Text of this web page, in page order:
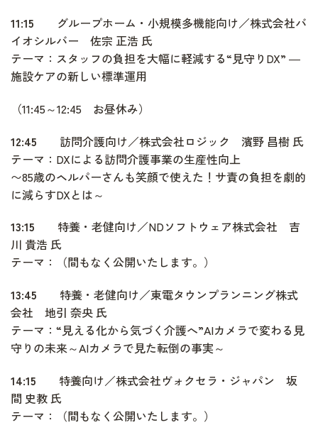
11:15 グループホーム・小規模多機能向け／株式会社バ
イオシルバー 佐宗 正浩 氏
テーマ：スタッフの負担を大幅に軽減する“見守りDX” ―
施設ケアの新しい標準運用
（11:45～12:45 お昼休み）
12:45 訪問介護向け／株式会社ロジック 濱野 昌樹 氏
テーマ：DXによる訪問介護事業の生産性向上
〜85歳のヘルパーさんも笑顔で使えた！サ責の負担を劇的
に減らすDXとは～
13:15 特養・老健向け／NDソフトウェア株式会社 吉
川 貴浩 氏
テーマ：（間もなく公開いたします。）
13:45 特養・老健向け／東電タウンプランニング株式
会社 地引 奈央 氏
テーマ：“見える化から気づく介護へ”AIカメラで変わる見
守りの未来～AIカメラで見た転倒の事実～
14:15 特養向け／株式会社ヴォクセラ・ジャパン 坂
間 史教 氏
テーマ：（間もなく公開いたします。）